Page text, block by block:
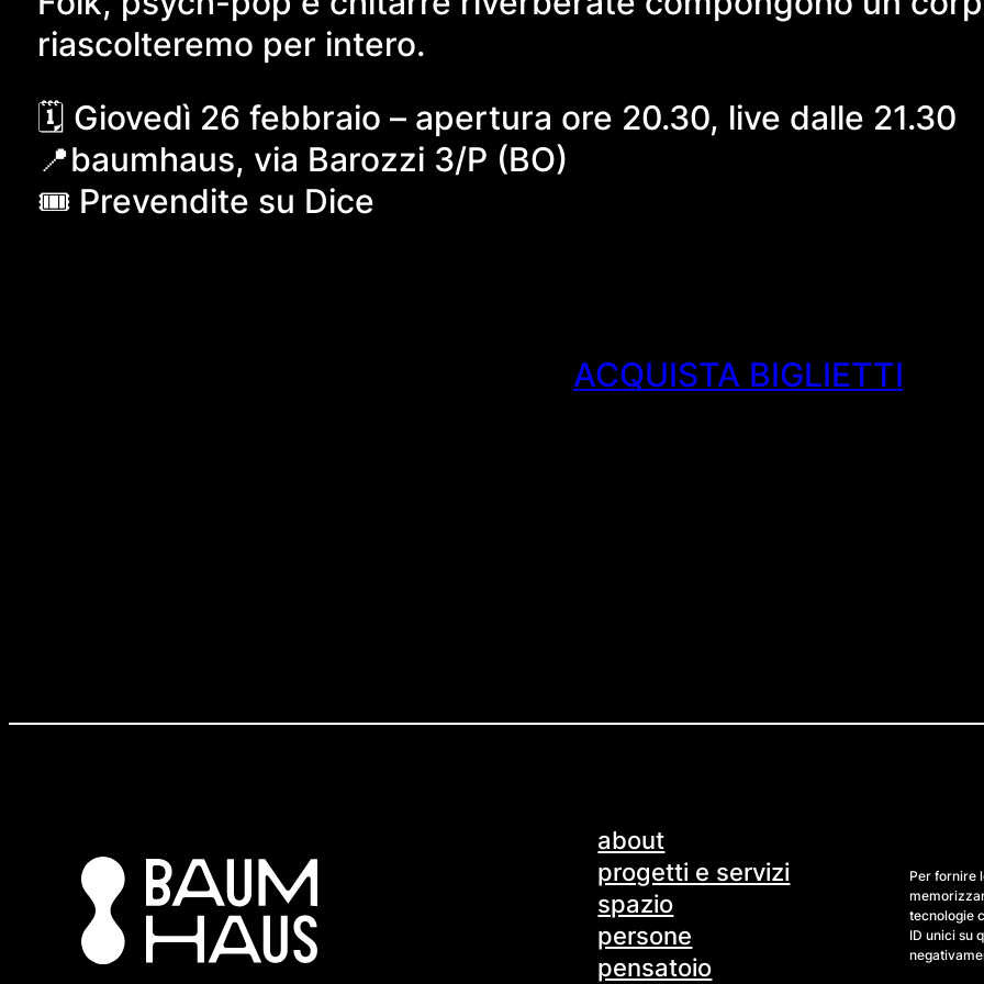
Per fornire
tecnologie
ID unici su
riascolteremo per intero.
🗓 Giovedì 26 febbraio – apertura ore 20.30, live dalle 21.30
📍baumhaus, via Barozzi 3/P (BO)
🎟 Prevendite su Dice
ACQUISTA BIGLIETTI
about
progetti e servizi
spazio
persone
pensatoio